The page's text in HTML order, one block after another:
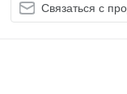
Связаться с